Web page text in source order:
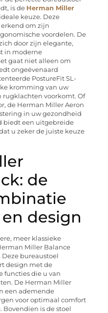
is de Herman Miller
keuze. Deze
om zijn
voordelen. De
door zijn elegante,
in moderne
gaat niet alleen om
ongeëvenaard
PostureFit SL-
kromming van uw
voorkomt. Of
de Herman Miller Aeron
in uw gezondheid
biedt een uitgebreide
u zeker de juiste keuze
de
design
meer klassieke
Miller Balance
bureaustoel
design met de
functies die u van
De Herman Miller
een ademende
voor optimaal comfort
is de stoel